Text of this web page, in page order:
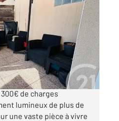
vendre
€
en exclusivité ! Sur
de charges
lumineux de plus de
une vaste pièce à vivre